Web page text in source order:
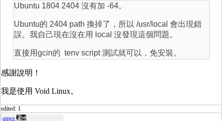
Ubuntu 1804 2404 沒有加 -64。
Ubuntu的 2404 path 換掉了，所以 /usr/local 會出現錯
誤。我自己現在沒在用 local 沒發現這個問題。
直接用gcin的 tenv script 測試就可以，免安裝。
感謝說明！
我是使用 Void Linux。
edited: 1
qtnez